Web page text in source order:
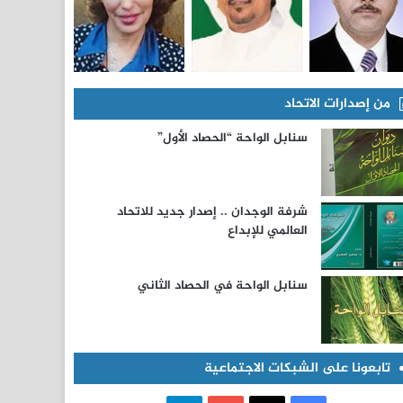
من إصدارات الاتحاد
سنابل الواحة “الحصاد الأول”
شرفة الوجدان .. إصدار جديد للاتحاد
العالمي للإبداع
سنابل الواحة في الحصاد الثاني
تابعونا على الشبكات الاجتماعية